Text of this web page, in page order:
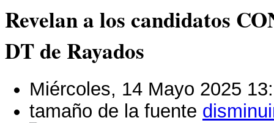
Revelan a los candidatos
DT de Rayados
Miércoles, 14 Mayo 2025
tamaño de la fuente